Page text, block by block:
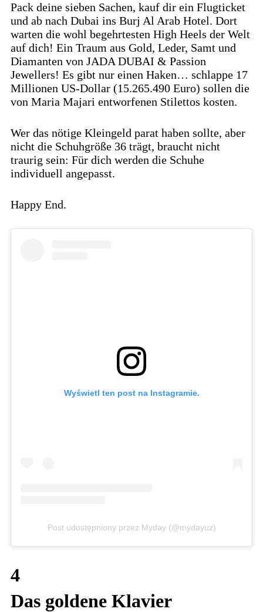
Pack deine sieben Sachen, kauf dir ein Flugticket
und ab nach Dubai ins Burj Al Arab Hotel. Dort
warten die wohl begehrtesten High Heels der Welt
auf dich! Ein Traum aus Gold, Leder, Samt und
Diamanten von JADA DUBAI & Passion
Jewellers! Es gibt nur einen Haken… schlappe 17
Millionen US-Dollar (15.265.490 Euro) sollen die
von Maria Majari entworfenen Stilettos kosten.
Wer das nötige Kleingeld parat haben sollte, aber
nicht die Schuhgröße 36 trägt, braucht nicht
traurig sein: Für dich werden die Schuhe
individuell angepasst.
Happy End.
Wyświetl ten post na Instagramie.
Post udostępniony przez Myday (@mydayuz)
4
Das goldene Klavier